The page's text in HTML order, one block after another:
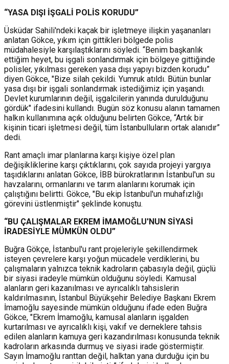
“YASA DIŞI İŞGALİ POLİS KORUDU”
Üsküdar Sahili'ndeki kaçak bir işletmeye ilişkin yaşananları
anlatan Gökce, yıkım için gittikleri bölgede polis
müdahalesiyle karşılaştıklarını söyledi. “Benim başkanlık
ettiğim heyet, bu işgali sonlandırmak için bölgeye gittiğinde
polisler, yıkılması gereken yasa dışı yapıyı bizden korudu”
diyen Gökce, "Bize silah çekildi. Yumruk atıldı. Bütün bunlar
yasa dışı bir işgali sonlandırmak istediğimiz için yaşandı.
Devlet kurumlarının değil, işgalcilerin yanında durulduğunu
gördük" ifadesini kullandı. Bugün söz konusu alanın tamamen
halkın kullanımına açık olduğunu belirten Gökce, “Artık bir
kişinin ticari işletmesi değil, tüm İstanbulluların ortak alanıdır”
dedi.
Rant amaçlı imar planlarına karşı kişiye özel plan
değişikliklerine karşı çıktıklarını, çok sayıda projeyi yargıya
taşıdıklarını anlatan Gökce, İBB bürokratlarının İstanbul'un su
havzalarını, ormanlarını ve tarım alanlarını korumak için
çalıştığını belirtti. Gökce, "Bu ekip İstanbul'un muhafızlığı
görevini üstlenmiştir" şeklinde konuştu.
“BU ÇALIŞMALAR EKREM İMAMOĞLU'NUN SİYASİ
İRADESİYLE MÜMKÜN OLDU”
Buğra Gökçe, İstanbul'u rant projeleriyle şekillendirmek
isteyen çevrelere karşı yoğun mücadele verdiklerini, bu
çalışmaların yalnızca teknik kadroların çabasıyla değil, güçlü
bir siyasi iradeyle mümkün olduğunu söyledi. Kamusal
alanların geri kazanılması ve ayrıcalıklı tahsislerin
kaldırılmasının, İstanbul Büyükşehir Belediye Başkanı Ekrem
İmamoğlu sayesinde mümkün olduğunu ifade eden Buğra
Gökce, "Ekrem İmamoğlu, kamusal alanların işgalden
kurtarılması ve ayrıcalıklı kişi, vakıf ve derneklere tahsis
edilen alanların kamuya geri kazandırılması konusunda teknik
kadroların arkasında durmuş ve siyasi irade göstermiştir.
Sayın İmamoğlu ranttan değil, halktan yana durduğu için bu